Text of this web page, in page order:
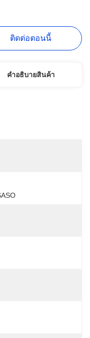
ติดต่อตอนนี้
คําอธิบายสินค้า